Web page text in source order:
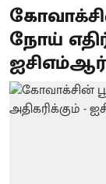
நோய்